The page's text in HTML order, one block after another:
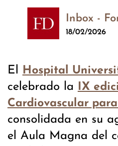
Inbox -
18/02/2026
El Hospital
celebrado la IX
Cardiovascular
consolidada en su
el Aula Magna del